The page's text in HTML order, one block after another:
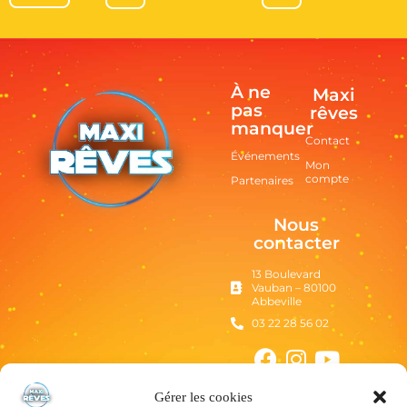
Gérer les cookies
À ne
pas
manquer
Événements
Partenaires
Maxi
rêves
Contact
Mon
compte
Nous
contacter
13 Boulevard
Vauban – 80100
Abbeville
03 22 28 56 02